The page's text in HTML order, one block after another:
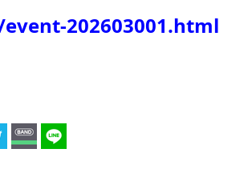
202603001.html